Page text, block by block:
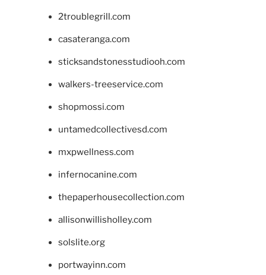
2troublegrill.com
casateranga.com
sticksandstonesstudiooh.com
walkers-treeservice.com
shopmossi.com
untamedcollectivesd.com
mxpwellness.com
infernocanine.com
thepaperhousecollection.com
allisonwillisholley.com
solslite.org
portwayinn.com